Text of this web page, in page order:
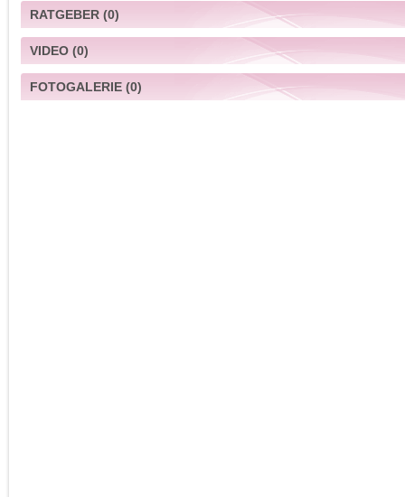
RATGEBER(0)
VIDEO(0)
FOTOGALERIE(0)